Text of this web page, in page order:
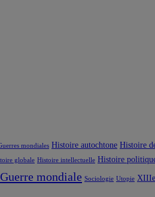
mondiales Histoire autochtone Histoire
globale Histoire intellectuelle Histoire
mondiale Sociologie Utopie